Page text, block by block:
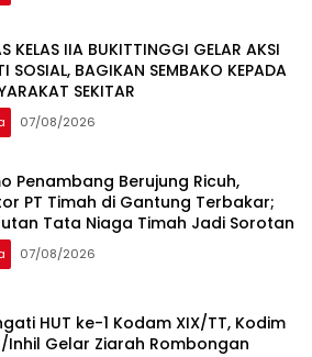
KELAS IIA BUKITTINGGI GELAR AKSI
SOSIAL, BAGIKAN SEMBAKO KEPADA
SEKITAR
07/08/2026
Penambang Berujung Ricuh,
PT Timah di Gantung Terbakar;
Tata Niaga Timah Jadi Sorotan
07/08/2026
HUT ke-1 Kodam XIX/TT, Kodim
Inhil Gelar Ziarah Rombongan